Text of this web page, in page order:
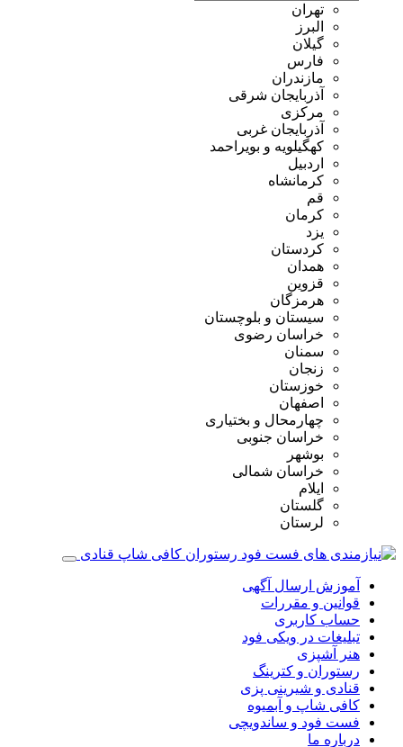
تهران
البرز
گیلان
فارس
مازندران
آذربایجان شرقی
مرکزی
آذربایجان غربی
کهگیلویه و بویراحمد
اردبیل
کرمانشاه
قم
کرمان
یزد
کردستان
همدان
قزوین
هرمزگان
سیستان و بلوچستان
خراسان رضوی
سمنان
زنجان
خوزستان
اصفهان
چهارمحال و بختیاری
خراسان جنوبی
بوشهر
خراسان شمالی
ایلام
گلستان
لرستان
آموزش ارسال آگهی
قوانین و مقررات
حساب کاربری
تبلیغات در ویکی فود
هنر آشپزی
رستوران و کترینگ
قنادی و شیرینی پزی
کافی شاپ و آبمیوه
فست فود و ساندویچی
درباره ما